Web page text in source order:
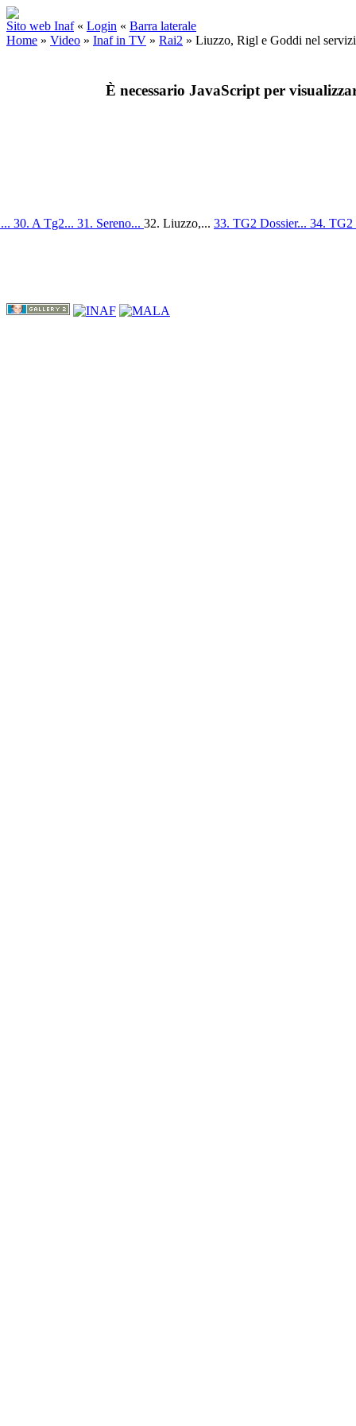
Sito web Inaf « Login « Barra laterale
Home » Video » Inaf in TV » Rai2 » Liuzzo, Rigl e Goddi nel
È necessario JavaScript per
30. A Tg2... 31. Sereno... 32. Liuzzo,... 33. TG2 Dossier... 34. TG2